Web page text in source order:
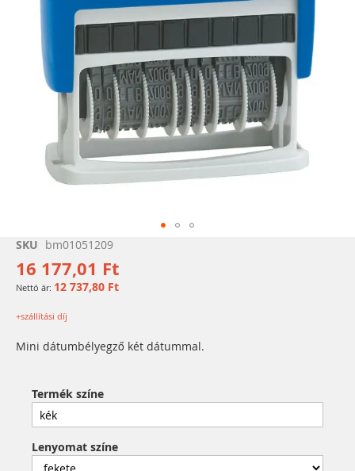
Ugrás
képgaléria
elejére
SKU bm01051209
16 177,01 Ft
12 737,80 Ft
+szállítási díj
Mini dátumbélyegző két dátummal.
Termék színe
Lenyomat színe